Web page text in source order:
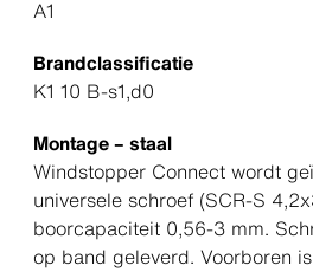
A1
Brandclassificatie
K1 10 B-s1,d0
Montage – staal
Windstopper Connect wordt
universele schroef (SCR-S
boorcapaciteit 0,56-3 mm.
op band geleverd. Voorboren